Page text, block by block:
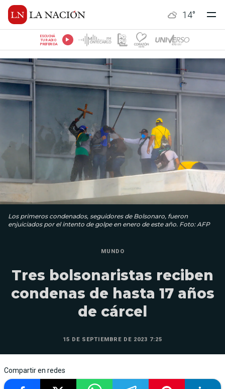
14°
ESCUCHÁ
TU RADIO
PREFERIDA
Los primeros condenados, seguidores de Bolsonaro, fueron
enjuiciados por el intento de golpe en enero de este año. Foto: AFP
MUNDO
Tres bolsonaristas reciben
condenas de hasta 17 años
de cárcel
15 DE SEPTIEMBRE DE 2023 7:25
Compartir en redes